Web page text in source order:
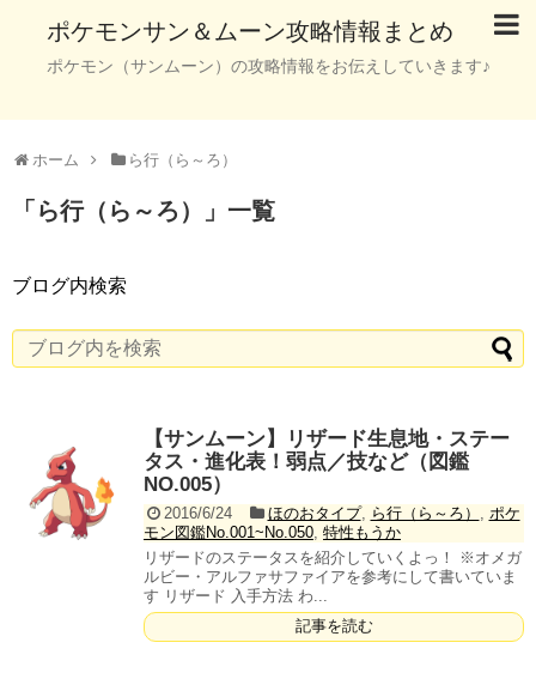
ポケモンサン＆ムーン攻略情報まとめ
ポケモン（サンムーン）の攻略情報をお伝えしていきます♪
ホーム ら行（ら～ろ）
「 ら行（ら～ろ） 」 一覧
ブログ内検索
【サンムーン】リザード生息地・ステー
タス・進化表！弱点／技など（図鑑
NO.005）
2016/6/24 ほのおタイプ, ら行（ら～ろ） , ポケ
モン図鑑No.001~No.050, 特性もうか
リザードのステータスを紹介していくよっ！ ※オメガ
ルビー・アルファサファイアを参考にして書いていま
す リザード 入手方法 わ...
記事を読む